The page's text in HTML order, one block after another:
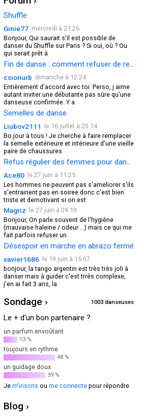
Shuffle
Ginie77 mercredi à 21:26
Bonjour, Qui saurait s'il est possible de
danser du Shuffle sur Paris ? Si oui, où ? Ou
qui serait prêt à
Fin de danse : comment refuser de redanser ?
csionurb dimanche à 12:24
Entièrement d'accord avec toi. Perso, j aime
autant inviter une débutante pas sûre qu'une
danseuse confirmée. Y a
Semelles de danse
Liubov2111
le 16 juillet à 20:14
Bo.jour à tous ! Je cherche à faire remplacer
la semelle extérieure et intérieure d'une vieille
paire de chaussures
Refus régulier des femmes pour danser
Ace80
le 27 juin à 11:25
Les hommes ne peuvent pas s'ameliorer s'ils
s'entrainent pas en soiree donc c'est bien
triste et demotivant si on est
Magriz
le 27 juin à 09:19
Bonjour, On parle souvent de l'hygiène
(mauvaise haleine / odeur ...) mais ce qui me
fait parfois refuser un
Désespoir en marche en abrazo fermé
xavier1686
le 19 juin à 15:07
bonjour, la tango argentin est très très joli à
danser mais à guider c'est trrès complexe,
j'en ai fait 3 ans, la
1003 danseuses
Sondage ›
Le + d'un bon partenaire ?
un parfum envoûtant
13 %
toujours en rythme
48 %
un guidage doux
39 %
Je m'inscris ou me connecte pour répondre.
Blog ›